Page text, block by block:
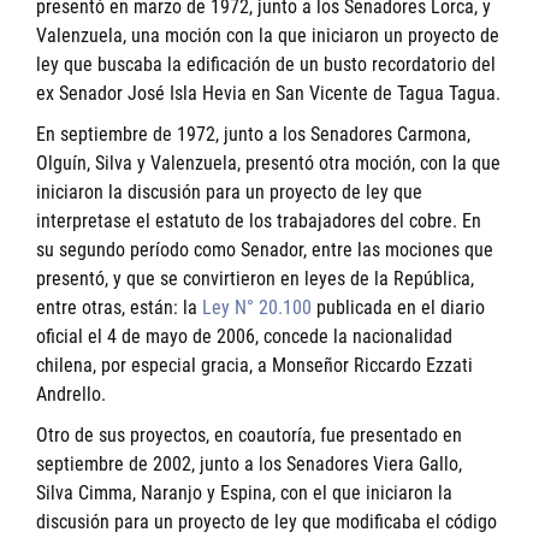
presentó en marzo de 1972, junto a los Senadores Lorca, y
Valenzuela, una moción con la que iniciaron un proyecto de
ley que buscaba la edificación de un busto recordatorio del
ex Senador José Isla Hevia en San Vicente de Tagua Tagua.
En septiembre de 1972, junto a los Senadores Carmona,
Olguín, Silva y Valenzuela, presentó otra moción, con la que
iniciaron la discusión para un proyecto de ley que
interpretase el estatuto de los trabajadores del cobre. En
su segundo período como Senador, entre las mociones que
presentó, y que se convirtieron en leyes de la República,
entre otras, están: la Ley N° 20.100 publicada en el diario
oficial el 4 de mayo de 2006, concede la nacionalidad
chilena, por especial gracia, a Monseñor Riccardo Ezzati
Andrello.
Otro de sus proyectos, en coautoría, fue presentado en
septiembre de 2002, junto a los Senadores Viera Gallo,
Silva Cimma, Naranjo y Espina, con el que iniciaron la
discusión para un proyecto de ley que modificaba el código